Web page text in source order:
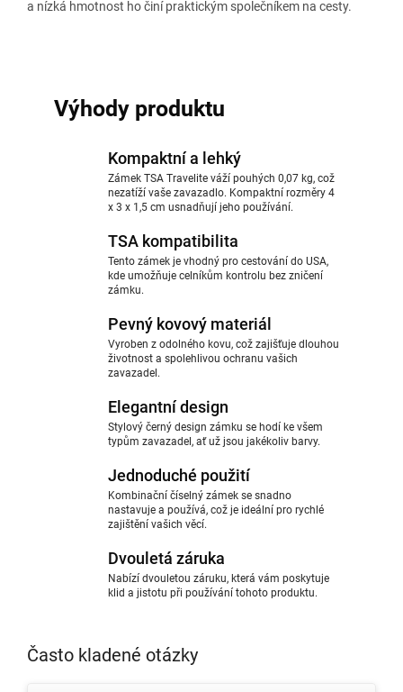
a nízká hmotnost ho činí praktickým společníkem na cesty.
Výhody produktu
Kompaktní a lehký
Zámek TSA Travelite váží pouhých 0,07 kg, což
nezatíží vaše zavazadlo. Kompaktní rozměry 4
x 3 x 1,5 cm usnadňují jeho používání.
TSA kompatibilita
Tento zámek je vhodný pro cestování do USA,
kde umožňuje celníkům kontrolu bez zničení
zámku.
Pevný kovový materiál
Vyroben z odolného kovu, což zajišťuje dlouhou
životnost a spolehlivou ochranu vašich
zavazadel.
Elegantní design
Stylový černý design zámku se hodí ke všem
typům zavazadel, ať už jsou jakékoliv barvy.
Jednoduché použití
Kombinační číselný zámek se snadno
nastavuje a používá, což je ideální pro rychlé
zajištění vašich věcí.
Dvouletá záruka
Nabízí dvouletou záruku, která vám poskytuje
klid a jistotu při používání tohoto produktu.
Často kladené otázky